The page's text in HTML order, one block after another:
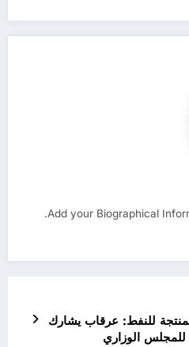
Add your Biographical
للنفط: عرقاب يشارك